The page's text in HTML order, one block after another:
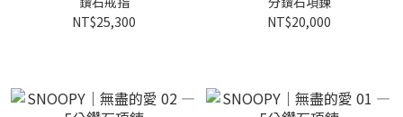
NT$25,300
NT$20,000